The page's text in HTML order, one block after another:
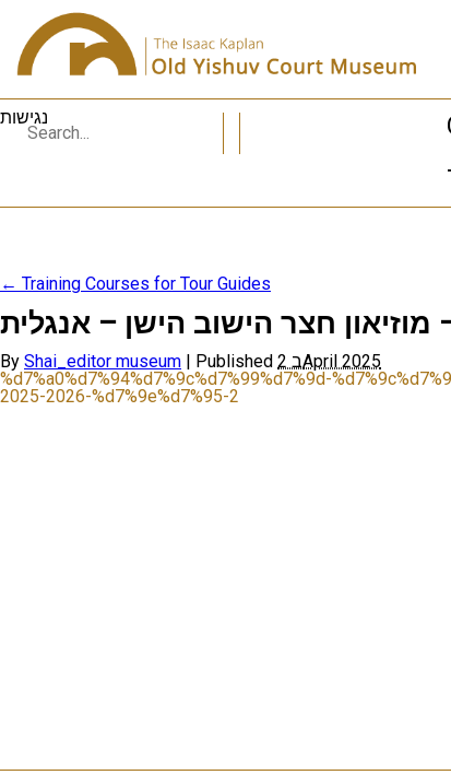
נגישות
← Training Courses for Tour Guides
By Shai_editor museum | Published
2 בApril 2025
%d7%a0%d7%94%d7%9c%d7%99%d7%9d-
2025-2026-%d7%9e%d7%95-2